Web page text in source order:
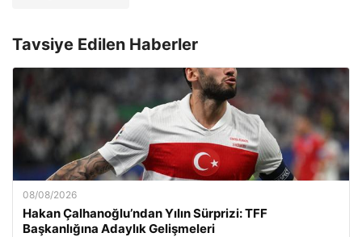
Tavsiye Edilen Haberler
08/08/2026
Hakan Çalhanoğlu’ndan Yılın Sürprizi: TFF
Başkanlığına Adaylık Gelişmeleri